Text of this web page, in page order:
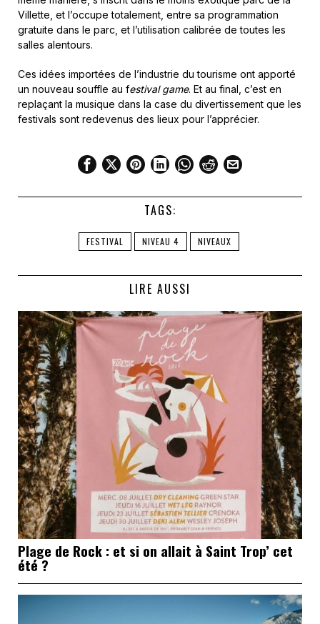
Villette, et l’occupe totalement, entre sa programmation
gratuite dans le parc, et l’utilisation calibrée de toutes les
salles alentours.
Ces idées importées de l’industrie du tourisme ont apporté
un nouveau souffle au festival game. Et au final, c’est en
replaçant la musique dans la case du divertissement que les
festivals sont redevenus des lieux pour l’apprécier.
TAGS:
FESTIVAL NIVEAU 4 NIVEAUX
LIRE AUSSI
Plage de Rock : et si on allait à Saint Trop’ cet
été ?